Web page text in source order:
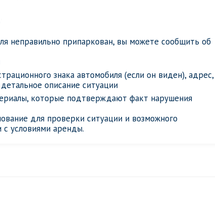
неправильно припаркован, вы можете сообщить об
знака автомобиля (если он виден), адрес,
описание ситуации
которые подтверждают факт нарушения
для проверки ситуации и возможного
условиями аренды.